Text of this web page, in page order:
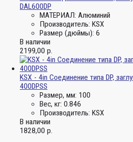
DAL600DP
МАТЕРИАЛ: Алюминий
Производитель: KSX
Размер (дюймы): 6
В наличии
2199,00 р.
KSX - 4in Соединение типа DP,
400DPSS
Размер, мм: 100
Вес, кг: 0.846
Производитель: KSX
В наличии
1828,00 р.